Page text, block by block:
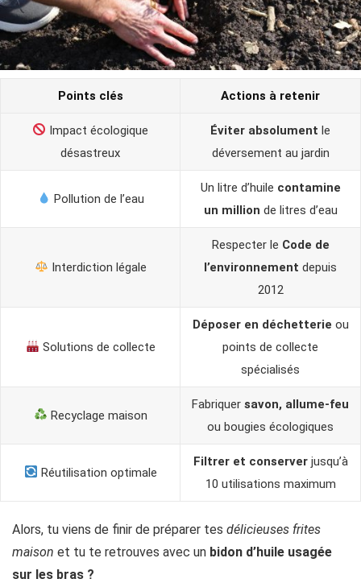
Points clés Actions à retenir
Impact écologique
désastreux
Éviter absolument le
déversement au jardin
Pollution de l’eau
Un litre d’huile contamine
un million de litres d’eau
Interdiction légale
Respecter le Code de
l’environnement depuis
2012
Solutions de collecte
Déposer en déchetterie ou
points de collecte
spécialisés
Recyclage maison
Fabriquer savon, allume-feu
ou bougies écologiques
Réutilisation optimale
Filtrer et conserverjusqu’à
10 utilisations maximum
Alors, tu viens de finir de préparer tes délicieuses frites
maison et tu te retrouves avec un bidon d’huile usagée
sur les bras ?